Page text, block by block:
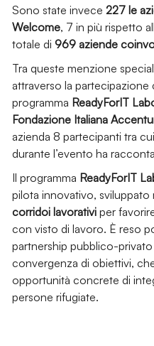
Sono state invece 227 le
Welcome, 7 in più rispetto
totale di 969 aziende
Tra queste menzione
attraverso la
programma ReadyForIT
Fondazione Italiana
azienda 8 partecipanti tra cui
durante l’evento ha
Il programma ReadyForIT
pilota innovativo,
corridoi lavorativiper
con visto di lavoro. È reso
partnership pubblico-
convergenza di obiettivi,
opportunità concrete di
persone rifugiate.